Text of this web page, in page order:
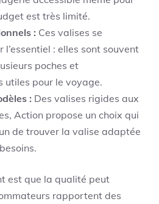
est très limité.
: Ces valises se
l’essentiel : elles sont souvent
poches et
utiles pour le voyage.
: Des valises rigides aux
Action propose un choix qui
de trouver la valise adaptée
est que la qualité peut
rapportent des